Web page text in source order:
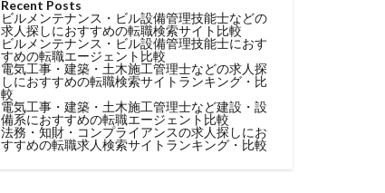
Recent Posts
ビルメンテナンス・ビル設備管理技能士などの
求人探しにおすすめの転職検索サイト比較
ビルメンテナンス・ビル設備管理技能士におす
すめの転職エージェント比較
電気工事・建築・土木施工管理士などの求人探
しにおすすめの転職検索サイトランキング・比
較
電気工事・建築・土木施工管理士など建設・設
備系におすすめの転職エージェント比較
法務・知財・コンプライアンスの求人探しにお
すすめの転職求人検索サイトランキング・比較